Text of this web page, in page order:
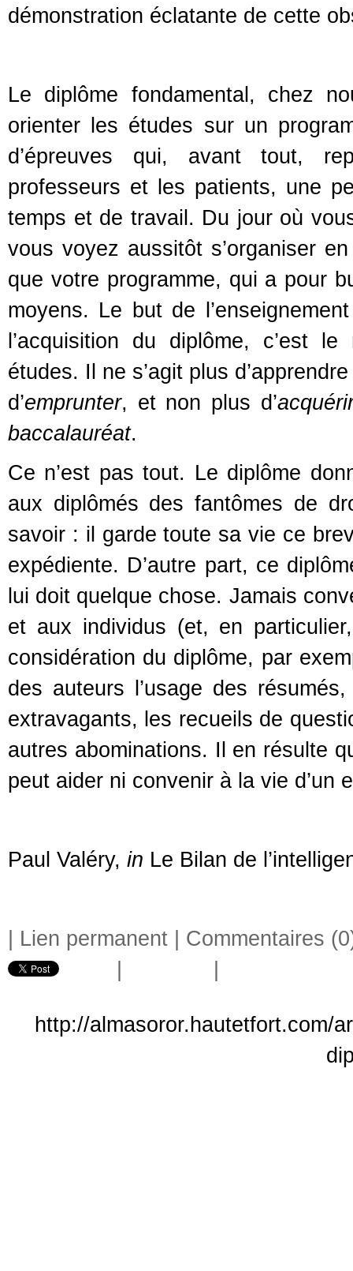
démonstration éclatante de cette
Le diplôme fondamental, chez
orienter les études sur un
d’épreuves qui, avant tout,
professeurs et les patients, une
temps et de travail. Du jour où
vous voyez aussitôt s’organiser
que votre programme, qui a pour
moyens. Le but de
l’acquisition du diplôme, c’est
études. Il ne s’agit plus
d’emprunter, et non plus d’
baccalauréat.
Ce n’est pas tout. Le diplôme
aux diplômés des fantômes de
savoir : il garde toute sa vie ce
expédiente. D’autre part, ce
lui doit quelque chose. Jamais
et aux individus (et, en
considération du diplôme, par
des auteurs l’usage des
extravagants, les recueils de
autres abominations. Il en résulte
peut aider ni convenir à la vie d’un
Paul Valéry, in Le Bilan de
Lien permanent
Commentaires
http://almasoror.hautetfort.com/